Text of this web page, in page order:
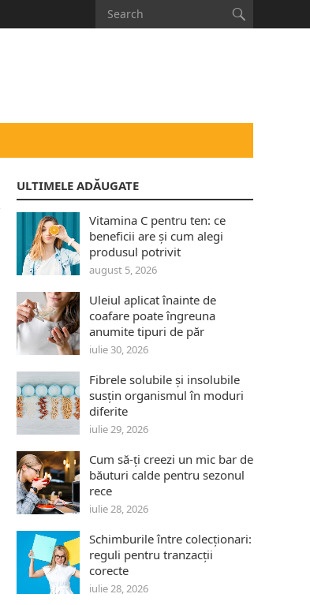
ULTIMELE ADĂUGATE
Vitamina C pentru ten: ce
beneficii are și cum alegi
produsul potrivit
august 5, 2026
Uleiul aplicat înainte de
coafare poate îngreuna
anumite tipuri de păr
iulie 30, 2026
Fibrele solubile și insolubile
susțin organismul în moduri
diferite
iulie 29, 2026
Cum să-ți creezi un mic bar de
băuturi calde pentru sezonul
rece
iulie 28, 2026
Schimburile între colecționari:
reguli pentru tranzacții
corecte
iulie 28, 2026